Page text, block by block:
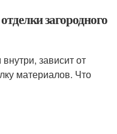
загородного
зависит от
материалов. Что